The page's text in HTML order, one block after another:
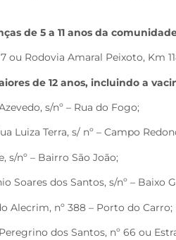
de 5 a 11 anos da
7 ou Rodovia Amaral Peixoto, Km
de 12 anos, incluindo a
s/nº – Rua do Fogo;
Luiza Terra, s/ nº – Campo
s/nº – Bairro São João;
Soares dos Santos, s/nº – Baixo
Alecrim, nº 388 – Porto do Carro;
dos Santos, nº 66 ou